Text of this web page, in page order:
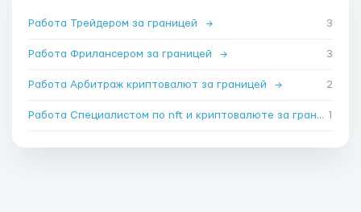
Работа Трейдером за границей → 3
Работа Фрилансером за границей → 3
Работа Арбитраж криптовалют за границей → 2
Работа Специалистом по nft и криптовалюте за границей 1